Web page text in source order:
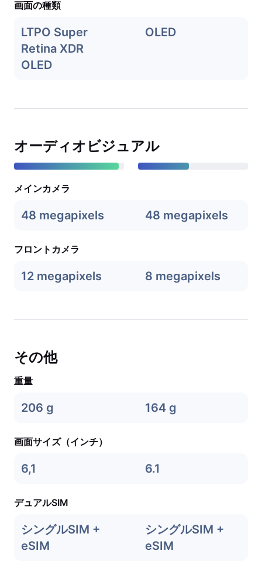
画面の種類
LTPO Super
Retina XDR
OLED
OLED
オーディオビジュアル
メインカメラ
48 megapixels 48 megapixels
フロントカメラ
12 megapixels 8 megapixels
その他
重量
206 g 164 g
画面サイズ（インチ）
6,1 6.1
デュアルSIM
シングルSIM +
eSIM
シングルSIM +
eSIM